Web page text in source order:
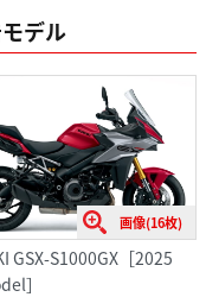
デル
画像(16枚)
GSX-S1000GX［2025
］